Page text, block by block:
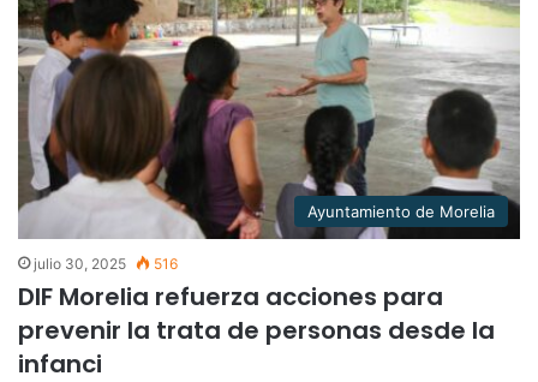
Ayuntamiento de Morelia
julio 30, 2025 516
DIF Morelia refuerza acciones para
prevenir la trata de personas desde la
infanci